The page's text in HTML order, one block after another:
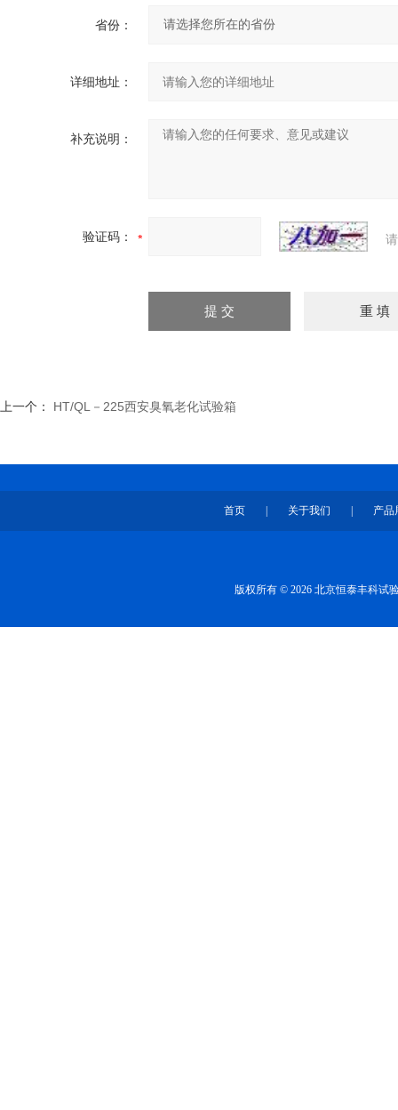
省份：
详细地址：
补充说明：
验证码：
上一个： HT/QL－225西安臭氧老化试验箱
首页 关于我们 产品
版权所有 © 2026 北京恒泰丰科试